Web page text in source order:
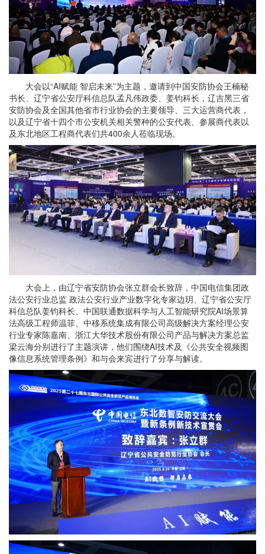
大会以“AI赋能 智启未来”为主题，邀请到中国安防协会王楠秘
书长、辽宁省公安厅科信总队孟凡伟政委、姜钧科长，辽吉黑三省
安防协会及全国其他省市行业协会的主要领导、三大运营商代表，
以及辽宁省十四个市公安机关相关警种的公安代表、参展商代表以
及东北地区工程商代表们共400余人莅临现场。
大会上，由辽宁省安防协会张立群会长致辞，中国电信集团政
法公安行业总监 政法公安行业产业数字化专家边玥、辽宁省公安厅
科信总队姜钧科长、中国联通数据科学与人工智能研究院AI场景算
法高级工程师温菲、中移系统集成有限公司高级解决方案经理公安
行业专家陈嘉南、浙江大华技术股份有限公司产品与解决方案总监
梁云海分别进行了主题演讲，他们围绕AI技术及《公共安全视频图
像信息系统管理条例》和与会来宾进行了分享与解读。